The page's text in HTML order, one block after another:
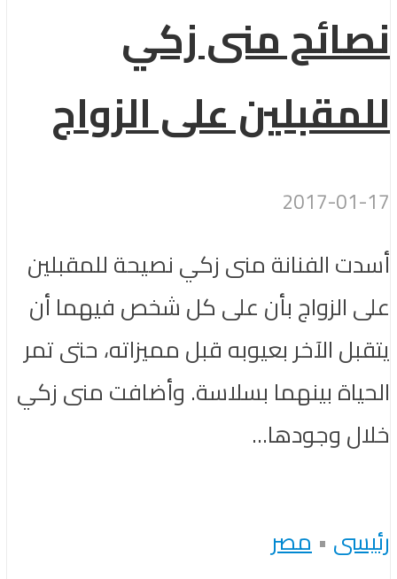
نصائح منى زكي
للمقبلين على الزواج
2017-01-17
أسدت الفنانة منى زكي نصيحة للمقبلين
على الزواج بأن على كل شخص فيهما أن
يتقبل الآخر بعيوبه قبل مميزاته، حتى تمر
الحياة بينهما بسلاسة. وأضافت منى زكي
خلال وجودها...
رئيسى •مصر